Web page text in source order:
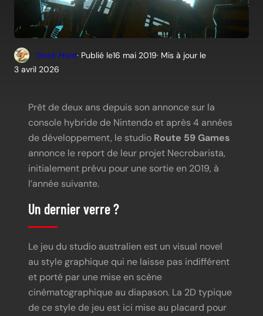
Duck Hunt· Publié le16 mai 2019· Mis à jour le
3 avril 2026
Prêt de deux ans depuis son annonce sur la
console hybride de Nintendo et après 4 années
de développement, le studio Route 59 Games
annonce le report de leur projet Necrobarista,
initialement prévu pour une sortie en 2019, à
l’année suivante.
Un dernier verre ?
Le jeu du studio australien est un visual novel
au style graphique qui ne laisse pas indifférent
et porté par une mise en scène
cinématographique au diapason. La 2D typique
de ce style de jeu est ici mise au placard pour